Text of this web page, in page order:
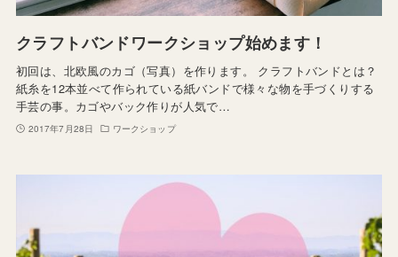
クラフトバンドワークショップ始めます！
初回は、北欧風のカゴ（写真）を作ります。 クラフトバンドとは？
紙糸を12本並べて作られている紙バンドで様々な物を手づくりする
手芸の事。カゴやバック作りが人気で…
2017年7月28日 ワークショップ